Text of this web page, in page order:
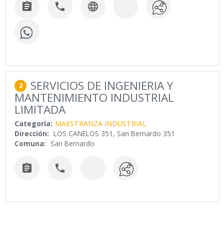
  
2 SERVICIOS DE INGENIERIA Y
MANTENIMIENTO INDUSTRIAL
LIMITADA
Categoría: MAESTRANZA INDUSTRIAL
Dirección: LOS CANELOS 351, San Bernardo 351
Comuna: San Bernardo
 